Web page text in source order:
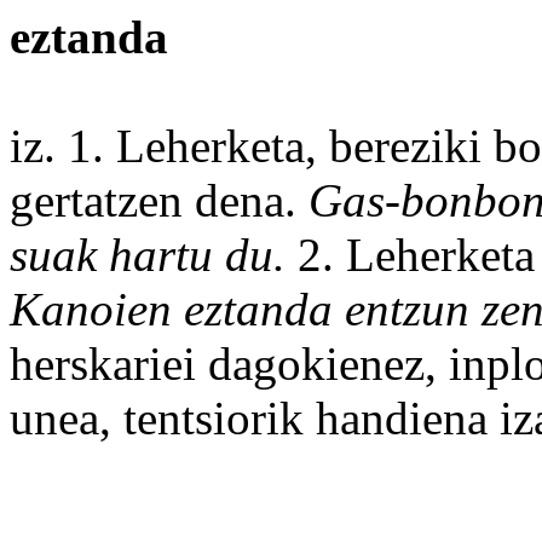
eztanda
iz. 1. Leherketa, bereziki
gertatzen dena. Gas-
suak hartu du. 2.
Kanoien eztanda entzun
herskariei dagokienez,
unea, tentsiorik handiena